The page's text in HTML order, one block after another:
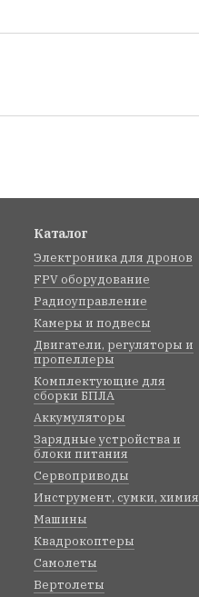
Каталог
Электроника для дронов
FPV оборудование
Радиоуправление
Камеры и подвесы
Двигатели, регуляторы и
пропеллеры
Комплектующие для
сборки БПЛА
Аккумуляторы
Зарядные устройства и
блоки питания
Сервоприводы
Инструмент, сумки, химия
Машины
Квадрокоптеры
Самолеты
Вертолеты